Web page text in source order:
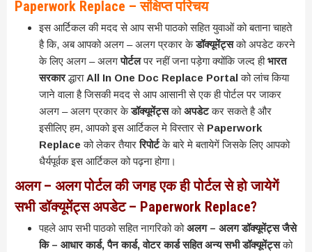
Paperwork Replace – संक्षिप्त परिचय
इस आर्टिकल की मदद से आप सभी पाठको सहित युवाओं को बताना चाहते
है कि, अब आपको अलग – अलग प्रकार केडॉक्यूमेंट्सको अपडेट करने
के लिए अलग – अलगपोर्टलपर नहीं जना पड़ेगा क्योंकि जल्द हीभारत
सरकारद्धारा All In One Doc Replace Portalको लांच किया
जाने वाला है जिसकी मदद से आप आसानी से एक ही पोर्टल पर जाकर
अलग – अलग प्रकार केडॉक्यूमेंट्सकोअपडेटकर सकते है और
इसीलिए हम, आपको इस आर्टिकल मे विस्तार से Paperwork
Replaceको लेकर तैयाररिपोर्टके बारे मे बतायेगें जिसके लिए आपको
धैर्यपूर्वक इस आर्टिकल को पढ़ना होगा।
अलग – अलग पोर्टल की जगह एक ही पोर्टल से हो जायेगें
सभी डॉक्यूमेंट्स अपडेट – Paperwork Replace?
पहले आप सभी पाठको सहित नागरिको कोअलग – अलग डॉक्यूमेंट्स जैसे
कि – आधार कार्ड, पैन कार्ड, वोटर कार्ड सहित अन्य सभी डॉक्यूमेंट्सको